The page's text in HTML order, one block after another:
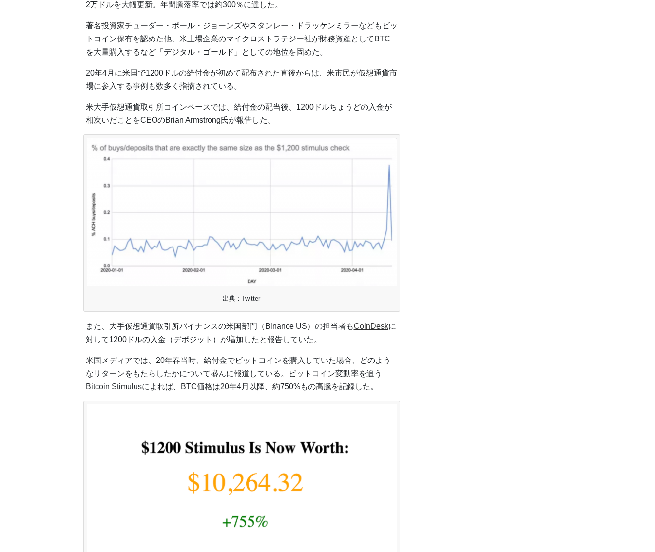
2万ドルを大幅更新。年間騰落率では約300％に達した。
著名投資家チューダー・ポール・ジョーンズやスタンレー・ドラッケンミラーなどもビッ
トコイン保有を認めた他、米上場企業のマイクロストラテジー社が財務資産としてBTC
を大量購入するなど「デジタル・ゴールド」としての地位を固めた。
20年4月に米国で1200ドルの給付金が初めて配布された直後からは、米市民が仮想通貨市
場に参入する事例も数多く指摘されている。
米大手仮想通貨取引所コインベースでは、給付金の配当後、1200ドルちょうどの入金が
相次いだことをCEOのBrian Armstrong氏が報告した。
出典：Twitter
また、大手仮想通貨取引所バイナンスの米国部門（Binance US）の担当者もCoinDeskに
対して1200ドルの入金（デポジット）が増加したと報告していた。
米国メディアでは、20年春当時、給付金でビットコインを購入していた場合、どのよう
なリターンをもたらしたかについて盛んに報道している。ビットコイン変動率を追う
Bitcoin Stimulusによれば、BTC価格は20年4月以降、約750%もの高騰を記録した。